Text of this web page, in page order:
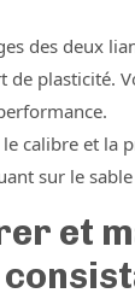
des deux
plasticité.
calibre et la
sur le
et